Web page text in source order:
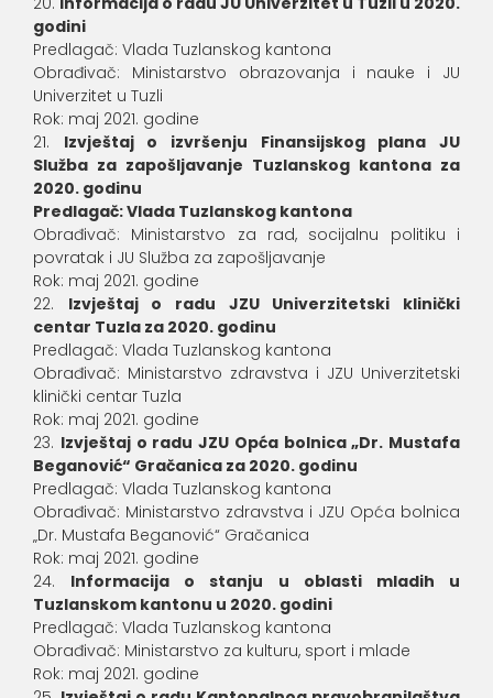
godini
Predlagač: Vlada Tuzlanskog kantona
Obrađivač: Ministarstvo obrazovanja i nauke i JU
Univerzitet u Tuzli
Rok: maj 2021. godine
Izvještaj o izvršenju Finansijskog plana JU
Služba za zapošljavanje Tuzlanskog kantona za
2020. godinu
Predlagač: Vlada Tuzlanskog kantona
Obrađivač: Ministarstvo za rad, socijalnu politiku i
povratak i JU Služba za zapošljavanje
Rok: maj 2021. godine
Izvještaj o radu JZU Univerzitetski klinički
centar Tuzla za 2020. godinu
Predlagač: Vlada Tuzlanskog kantona
Obrađivač: Ministarstvo zdravstva i JZU Univerzitetski
klinički centar Tuzla
Rok: maj 2021. godine
Izvještaj o radu JZU Opća bolnica „Dr. Mustafa
Beganović“ Gračanica za 2020. godinu
Predlagač: Vlada Tuzlanskog kantona
Obrađivač: Ministarstvo zdravstva i JZU Opća bolnica
„Dr. Mustafa Beganović“ Gračanica
Rok: maj 2021. godine
Informacija o stanju u oblasti mladih u
Tuzlanskom kantonu u 2020. godini
Predlagač: Vlada Tuzlanskog kantona
Obrađivač: Ministarstvo za kulturu, sport i mlade
Rok: maj 2021. godine